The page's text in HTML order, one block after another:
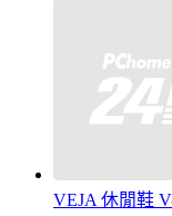
VEJA 休閒鞋